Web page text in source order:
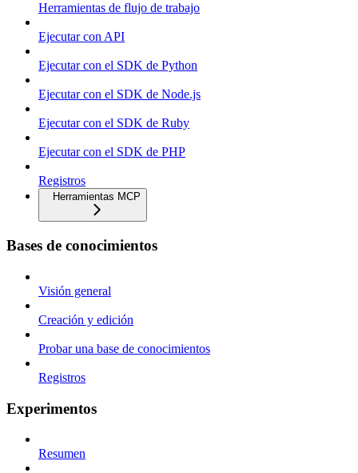
Herramientas de flujo de trabajo
Ejecutar con API
Ejecutar con el SDK de Python
Ejecutar con el SDK de Node.js
Ejecutar con el SDK de Ruby
Ejecutar con el SDK de PHP
Registros
Herramientas MCP
Bases de conocimientos
Visión general
Creación y edición
Probar una base de conocimientos
Registros
Experimentos
Resumen